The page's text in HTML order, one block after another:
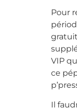
Pour
VIP
ce
Il